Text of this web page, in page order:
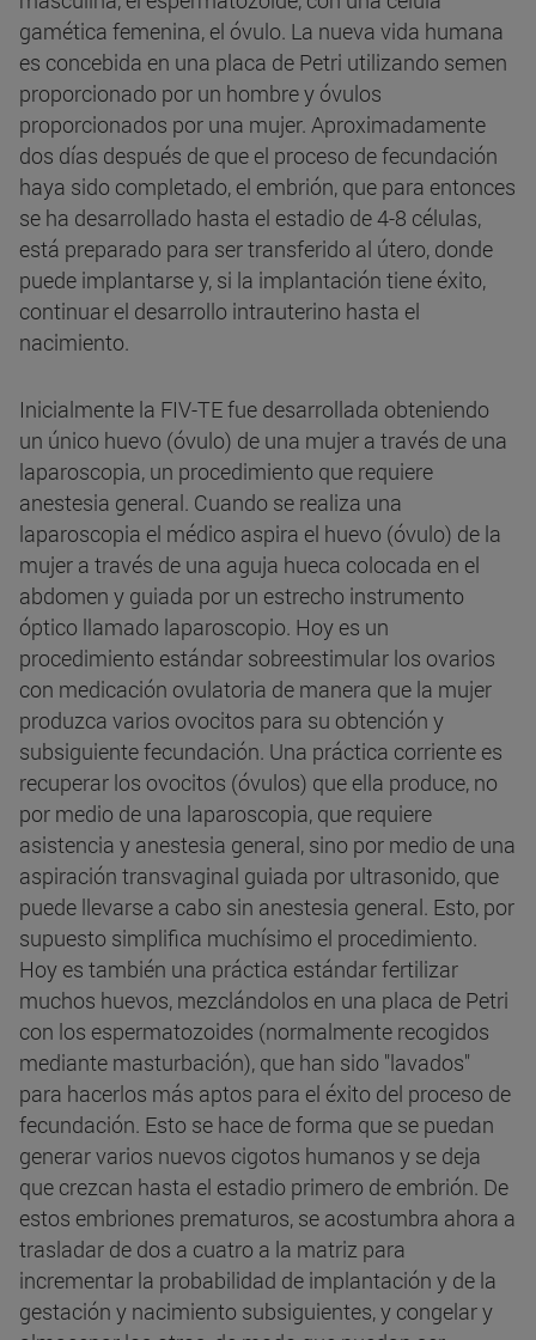
gamética femenina, el óvulo. La nueva vida humana
es concebida en una placa de Petri utilizando semen
proporcionado por un hombre y óvulos
proporcionados por una mujer. Aproximadamente
dos días después de que el proceso de fecundación
haya sido completado, el embrión, que para entonces
se ha desarrollado hasta el estadio de 4-8 células,
está preparado para ser transferido al útero, donde
puede implantarse y, si la implantación tiene éxito,
continuar el desarrollo intrauterino hasta el
nacimiento.
Inicialmente la FIV-TE fue desarrollada obteniendo
un único huevo (óvulo) de una mujer a través de una
laparoscopia, un procedimiento que requiere
anestesia general. Cuando se realiza una
laparoscopia el médico aspira el huevo (óvulo) de la
mujer a través de una aguja hueca colocada en el
abdomen y guiada por un estrecho instrumento
óptico llamado laparoscopio. Hoy es un
procedimiento estándar sobreestimular los ovarios
con medicación ovulatoria de manera que la mujer
produzca varios ovocitos para su obtención y
subsiguiente fecundación. Una práctica corriente es
recuperar los ovocitos (óvulos) que ella produce, no
por medio de una laparoscopia, que requiere
asistencia y anestesia general, sino por medio de una
aspiración transvaginal guiada por ultrasonido, que
puede llevarse a cabo sin anestesia general. Esto, por
supuesto simplifica muchísimo el procedimiento.
Hoy es también una práctica estándar fertilizar
muchos huevos, mezclándolos en una placa de Petri
con los espermatozoides (normalmente recogidos
mediante masturbación), que han sido "lavados"
para hacerlos más aptos para el éxito del proceso de
fecundación. Esto se hace de forma que se puedan
generar varios nuevos cigotos humanos y se deja
que crezcan hasta el estadio primero de embrión. De
estos embriones prematuros, se acostumbra ahora a
trasladar de dos a cuatro a la matriz para
incrementar la probabilidad de implantación y de la
gestación y nacimiento subsiguientes, y congelar y